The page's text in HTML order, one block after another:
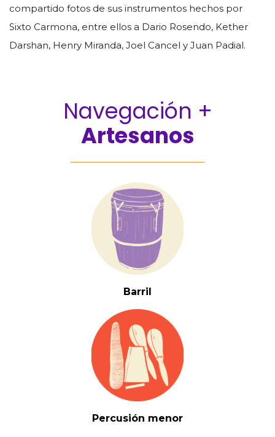
compartido fotos de sus instrumentos hechos por
Sixto Carmona, entre ellos a Dario Rosendo, Kether
Darshan, Henry Miranda, Joel Cancel y Juan Padial.
Navegación +
Artesanos
Barril
Percusión menor